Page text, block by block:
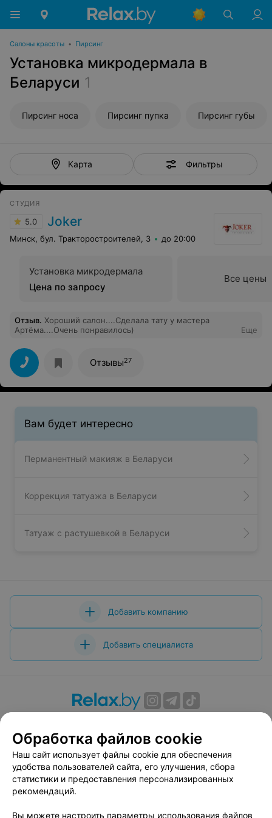
Салоны красоты • Пирсинг
Установка микродермала в
Беларуси 1
Пирсинг носа Пирсинг пупка Пирсинг губы
Карта Фильтры
СТУДИЯ
5.0 Joker
Минск, бул. Тракторостроителей, 3 до 20:00
Установка микродермала
Цена по запросу
Все цены
Отзыв. Хороший салон....Сделала тату у мастера
Артёма....Очень понравилось)
Еще
Отзывы27
Вам будет интересно
Перманентный макияж в Беларуси
Коррекция татуажа в Беларуси
Татуаж с растушевкой в Беларуси
Добавить компанию
Добавить специалиста
Вакансии
Публичный договор
Способы оплаты
Публичный договор по использованию сервиса
«Афиша»
Пользовательское соглашение
Обработка файлов cookie
Наш сайт использует файлы cookie для обеспечения
удобства пользователей сайта, его улучшения, сбора
статистики и предоставления персонализированных
рекомендаций.
Вы можете настроить параметры использования файлов